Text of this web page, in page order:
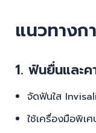
แนวทางก
1. ฟันยื่นและ
จัดฟันใส
ใช้เครื่องมือพิเ